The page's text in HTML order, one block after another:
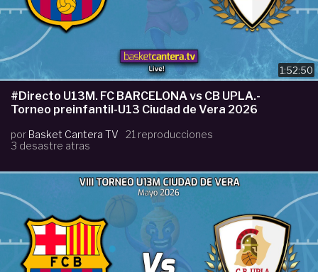
1:52:50
#Directo U13M. FC BARCELONA vs CB UPLA.-
Torneo preinfantil-U13 Ciudad de Vera 2026
por Basket Cantera TV
21 reproducciones
3 desastre atras